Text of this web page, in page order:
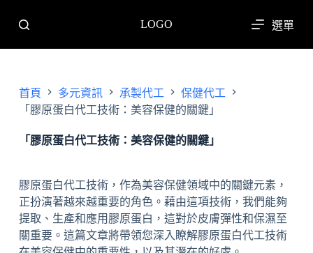
至
主
容
LOGO 選單
首頁 多元資訊 承製代工
保健代工
「膠原蛋白代工技術：美容保健的關鍵」
「膠原蛋白代工技術：美容保健的關鍵」
膠原蛋白代工技術，作為美容保健領域中的關鍵元素，
正扮演著越來越重要的角色。藉由這項技術，我們能夠
提取、生產和應用膠原蛋白，這對於皮膚彈性和保濕至
關重要。這篇文章將帶領您深入瞭解膠原蛋白代工技術